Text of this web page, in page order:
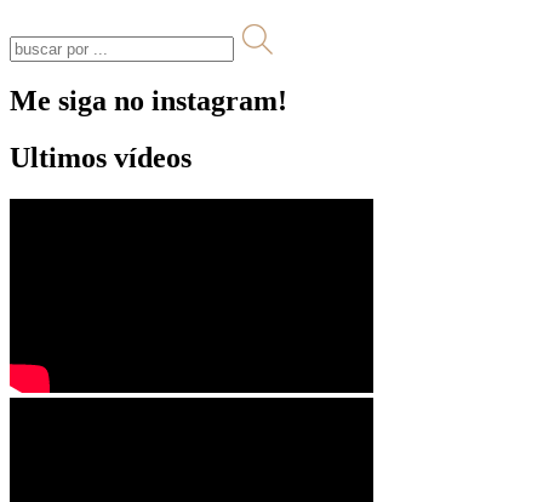
Me siga no instagram!
Ultimos vídeos